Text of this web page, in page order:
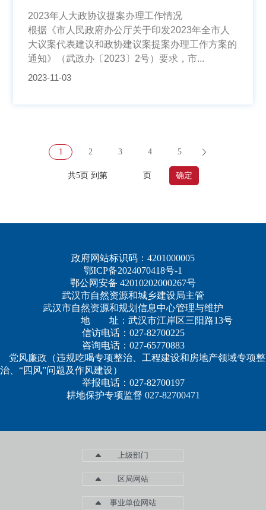
2023年人大政协议提案办理工作情况
根据《市人民政府办公厅关于印发2023年全市人
大议案代表建议和政协建议案提案办理工作方案的
通知》（武政办〔2023〕2号）要求，市...
2023-11-03
1 2 3 4 5
共5页 到第 页 确定
政府网站标识码：4201000005
鄂ICP备2024070418号-1
鄂公网安备 42010202000267号
武汉市自然资源和城乡建设局主管
武汉市自然资源和规划信息中心管理与维护
地 址：武汉市江岸区三阳路13号
信访电话：027-82700225
咨询电话：027-65770883
党风廉政（违规吃喝专项整治、工程建设和房地产领域专项整
治、“四风”问题及作风建设）
举报电话：027-82700197
耕地保护专项监督 027-82700471
上级部门
区局网站
事业单位网站